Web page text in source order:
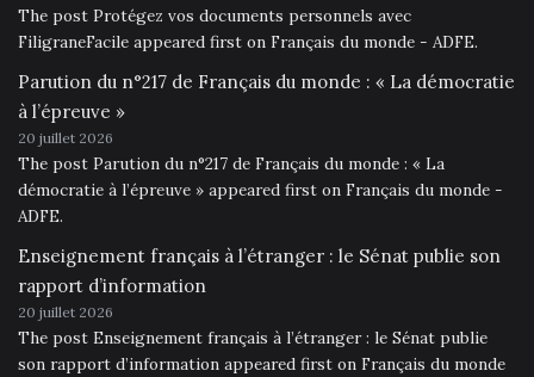
The post Protégez vos documents personnels avec
FiligraneFacile appeared first on Français du monde - ADFE.
Parution du n°217 de Français du monde : « La démocratie
à l’épreuve »
20 juillet 2026
The post Parution du n°217 de Français du monde : « La
démocratie à l’épreuve » appeared first on Français du monde -
ADFE.
Enseignement français à l’étranger : le Sénat publie son
rapport d’information
20 juillet 2026
The post Enseignement français à l’étranger : le Sénat publie
son rapport d’information appeared first on Français du monde